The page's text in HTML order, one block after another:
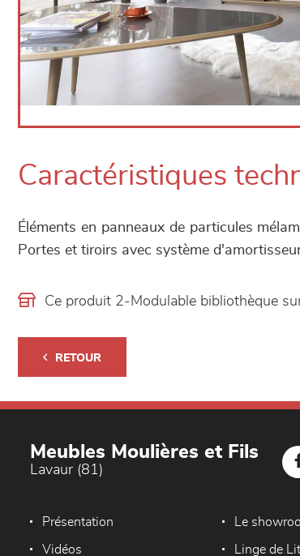
Caractéristiques
Éléments en panneaux de particules
Portes et tiroirs avec système
Ce produit 2-Modulable bibliothèque
RETOUR
Meubles Moulières et Fils
Lavaur (81)
Présentation Le
Vidéos Linge de Lit